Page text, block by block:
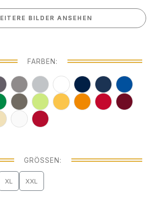
BILDER ANSEHEN
BILDER ANSEHEN
FARBEN:
GRÖSSEN:
XL XXL